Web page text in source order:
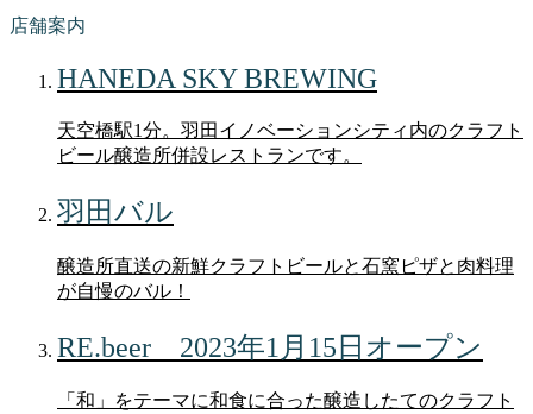
店舗案内
HANEDA SKY BREWING
天空橋駅1分。羽田イノベーションシティ内のクラフト
ビール醸造所併設レストランです。
羽田バル
醸造所直送の新鮮クラフトビールと石窯ピザと肉料理
が自慢のバル！
RE.beer 2023年1月15日オープン
「和」をテーマに和食に合った醸造したてのクラフト